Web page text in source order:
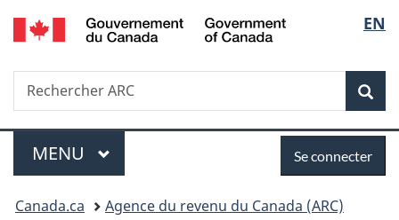
Passer
au
Passer
à
du
Passer
à
simplifiée
de
la
EN
Recherche
Rechercher
ARC
Menu
MENU PRINCIPAL
connecter
Se connecter
Vous
Canada.ca
Agence du revenu du Canada (ARC)